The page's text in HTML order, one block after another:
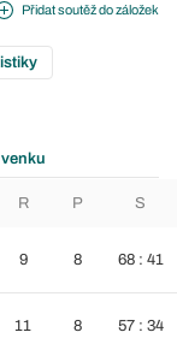
Přidat soutěž do záložek
R P S
9 8 68 : 41
11 8 57 : 34